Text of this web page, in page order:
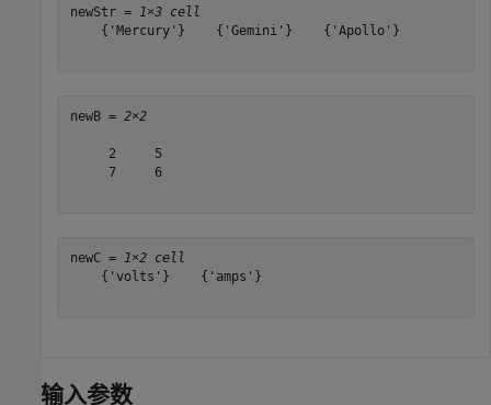
newStr = 1×3 cell
    {'Mercury'}    {'Gemini'}    {'Apollo'}
newB = 2×2
     2     5
     7     6
newC = 1×2 cell
    {'volts'}    {'amps'}
输入参数